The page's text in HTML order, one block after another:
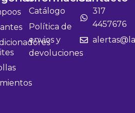
Catálogo
Política de
envios y
devoluciones
317
4457676